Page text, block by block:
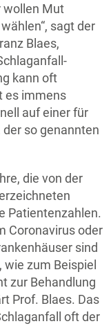
wollen Mut
sagt der
Blaes,
kann oft
es immens
auf einer für
so genannten
die von der
Patientenzahlen.
Coronavirus oder
sind
zum Beispiel
zur Behandlung
Prof. Blaes. Das
oft der